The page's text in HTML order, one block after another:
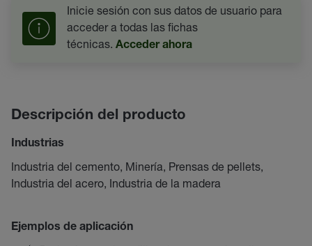
Inicie sesión con sus datos de usuario para
acceder a todas las fichas
técnicas. Acceder ahora
Descripción del producto
Industrias
Industria del cemento, Minería, Prensas de pellets,
Industria del acero, Industria de la madera
Ejemplos de aplicación